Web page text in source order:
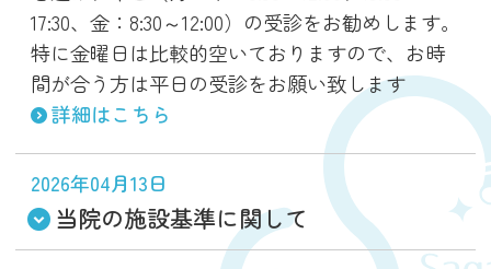
17:30、金：8:30～12:00）の受診をお勧めします。
特に金曜日は比較的空いておりますので、お時
間が合う方は平日の受診をお願い致します
詳細はこちら
2026年04月13日
当院の施設基準に関して